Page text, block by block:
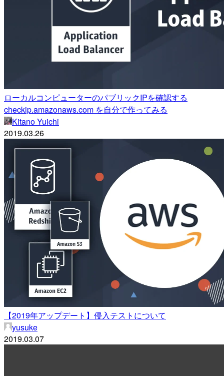
ローカルコンピューターのパブリックIPを確認する
checkip.amazonaws.com を自分で作ってみる
Kitano Yuichi
2019.03.26
【2019年アップデート】侵入テストについて
yusuke
2019.03.07